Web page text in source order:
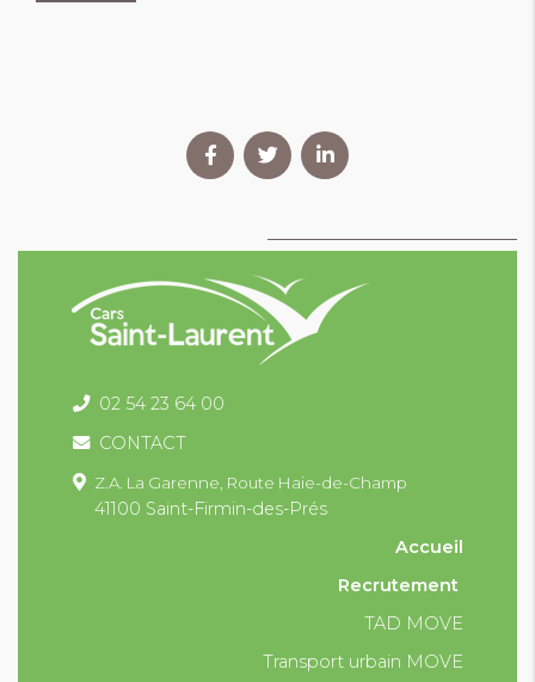
02 54 23 64 00
CONTACT
Z.A. La Garenne, Route Haie-de-Champ
41100 Saint-Firmin-des-Prés
Accueil
Recrutement
TAD MOVE
Transport urbain MOVE